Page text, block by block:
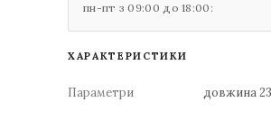
пн-пт з 09:00 до 18:00:
ХАРАКТЕРИСТИКИ
Параметри
довжина